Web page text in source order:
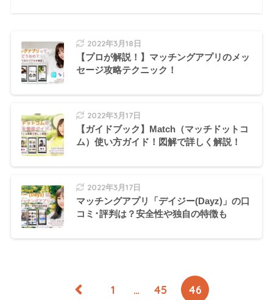
2022年3月18日
【プロが解説！】マッチングアプリのメッ
セージ攻略テクニック！
2022年3月17日
【ガイドブック】Match（マッチドットコ
ム）使い方ガイド！図解で詳しく解説！
2022年3月17日
マッチングアプリ「デイジー(Dayz)」の口
コミ･評判は？安全性や独自の特徴も
1 … 45 46